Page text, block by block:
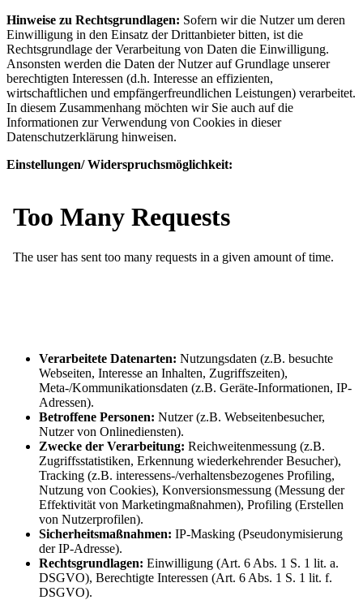
Hinweise zu Rechtsgrundlagen: Sofern wir die Nutzer um deren
Einwilligung in den Einsatz der Drittanbieter bitten, ist die
Rechtsgrundlage der Verarbeitung von Daten die Einwilligung.
Ansonsten werden die Daten der Nutzer auf Grundlage unserer
berechtigten Interessen (d.h. Interesse an effizienten,
wirtschaftlichen und empfängerfreundlichen Leistungen) verarbeitet.
In diesem Zusammenhang möchten wir Sie auch auf die
Informationen zur Verwendung von Cookies in dieser
Datenschutzerklärung hinweisen.
Einstellungen/ Widerspruchsmöglichkeit:
Verarbeitete Datenarten: Nutzungsdaten (z.B. besuchte
Webseiten, Interesse an Inhalten, Zugriffszeiten),
Meta-/Kommunikationsdaten (z.B. Geräte-Informationen, IP-
Adressen).
Betroffene Personen: Nutzer (z.B. Webseitenbesucher,
Nutzer von Onlinediensten).
Zwecke der Verarbeitung: Reichweitenmessung (z.B.
Zugriffsstatistiken, Erkennung wiederkehrender Besucher),
Tracking (z.B. interessens-/verhaltensbezogenes Profiling,
Nutzung von Cookies), Konversionsmessung (Messung der
Effektivität von Marketingmaßnahmen), Profiling (Erstellen
von Nutzerprofilen).
Sicherheitsmaßnahmen: IP-Masking (Pseudonymisierung
der IP-Adresse).
Rechtsgrundlagen: Einwilligung (Art. 6 Abs. 1 S. 1 lit. a.
DSGVO), Berechtigte Interessen (Art. 6 Abs. 1 S. 1 lit. f.
DSGVO).